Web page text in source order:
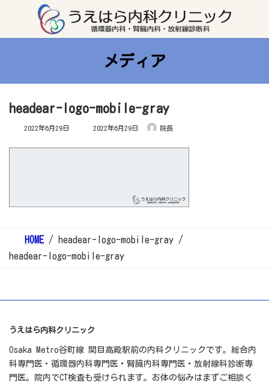
ツ
シ
メディア
headear-logo-mobile-gray
2022年6月29日
終
日
2022年6月29日 院長
HOME
headear-logo-mobile-gray
headear-logo-mobile-gray
うえはら内科クリニック
Osaka Metro谷町線 関目高殿駅前の内科クリニックです。総合内
科専門医・循環器内科専門医・腎臓内科専門医・放射線科診断専
門医。院内でCT検査も受けられます。お体の悩みはまずご相談く